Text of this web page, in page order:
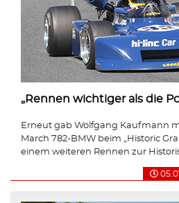
„Rennen wichtiger als die
Erneut gab Wolfgang Kaufmann
March 782-BMW beim „Historic
einem weiteren Rennen zur